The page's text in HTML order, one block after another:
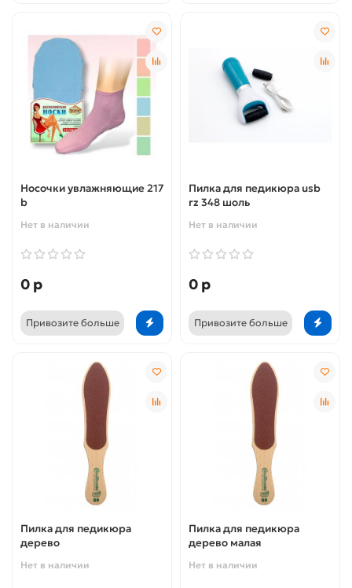
Носочки увлажняющие 217
b
Нет в наличии
0 р
Привозите больше
Пилка для педикюра usb
rz 348 шоль
Нет в наличии
0 р
Привозите больше
Пилка для педикюра
дерево
Нет в наличии
Пилка для педикюра
дерево малая
Нет в наличии